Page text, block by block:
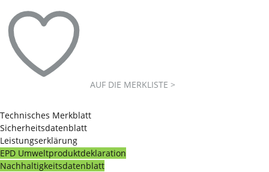
AUF DIE MERKLISTE >
Technisches Merkblatt
Sicherheitsdatenblatt
Leistungserklärung
EPD Umweltproduktdeklaration
Nachhaltigkeitsdatenblatt